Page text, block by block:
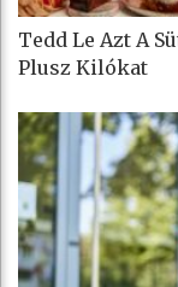
Tedd Le Azt A
Plusz Kilókat